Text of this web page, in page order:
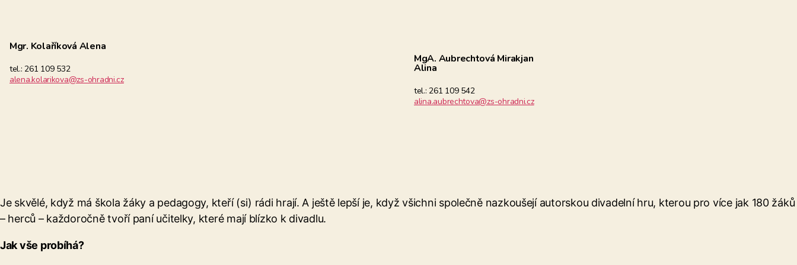
Mgr. Kolaříková Alena
tel.: 261 109 532
alena.kolarikova@zs-ohradni.cz
MgA. Aubrechtová Mirakjan
Alina
tel.: 261 109 542
alina.aubrechtova@zs-ohradni.cz
Je skvělé, když má škola žáky a pedagogy, kteří (si) rádi hrají. A ještě lepší je, když všichni společně nazkoušejí autorskou divadelní hru, kterou pro více jak 180 žáků
– herců – každoročně tvoří paní učitelky, které mají blízko k divadlu.
Jak vše probíhá?